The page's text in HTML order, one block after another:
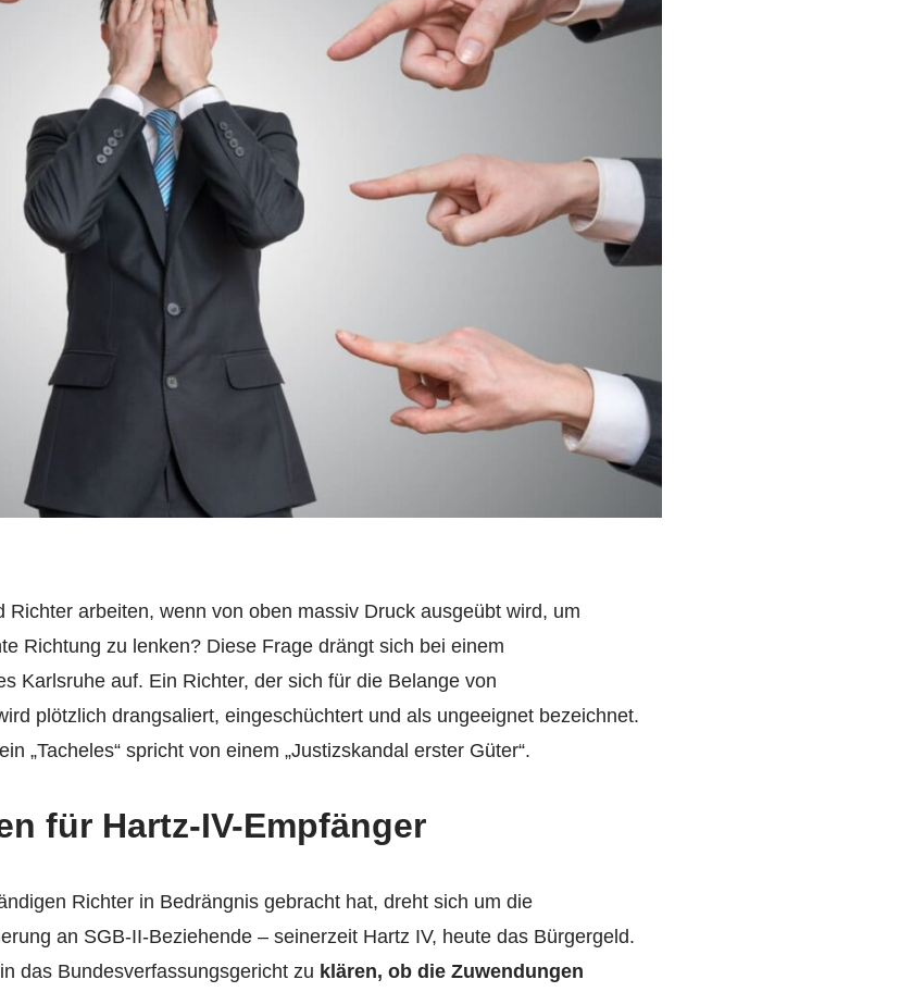
arbeiten, wenn von oben massiv Druck ausgeübt wird, um
Richtung zu lenken? Diese Frage drängt sich bei einem
Karlsruhe auf. Ein Richter, der sich für die Belange von
plötzlich drangsaliert, eingeschüchtert und als ungeeignet bezeichnet.
„Tacheles“ spricht von einem „Justizskandal erster Güter“.
für Hartz-IV-Empfänger
Richter in Bedrängnis gebracht hat, dreht sich um die
an SGB-II-Beziehende – seinerzeit Hartz IV, heute das Bürgergeld.
das Bundesverfassungsgericht zu klären, ob die Zuwendungen